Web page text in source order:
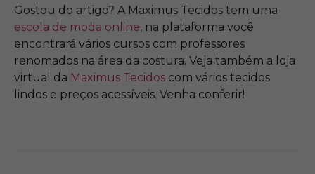
Gostou do artigo? A Maximus Tecidos tem uma
escola de moda online, na plataforma você
encontrará vários cursos com professores
renomados na área da costura. Veja também a loja
virtual da Maximus Tecidos com vários tecidos
lindos e preços acessíveis. Venha conferir!